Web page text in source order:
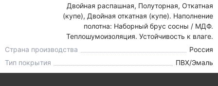
Двойная распашная, Полуторная, Откатная
(купе), Двойная откатная (купе). Наполнение
полотна: Наборный брус сосны / МДФ.
Теплошумоизоляция. Устойчивость к влаге.
Страна производства
Россия
Тип покрытия
ПВХ/Эмаль